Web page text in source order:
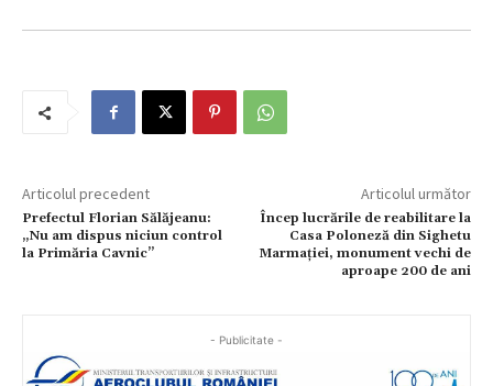
Articolul precedent
Prefectul Florian Sălăjeanu:
„Nu am dispus niciun control
la Primăria Cavnic”
Articolul următor
Încep lucrările de reabilitare la
Casa Poloneză din Sighetu
Marmației, monument vechi de
aproape 200 de ani
- Publicitate -